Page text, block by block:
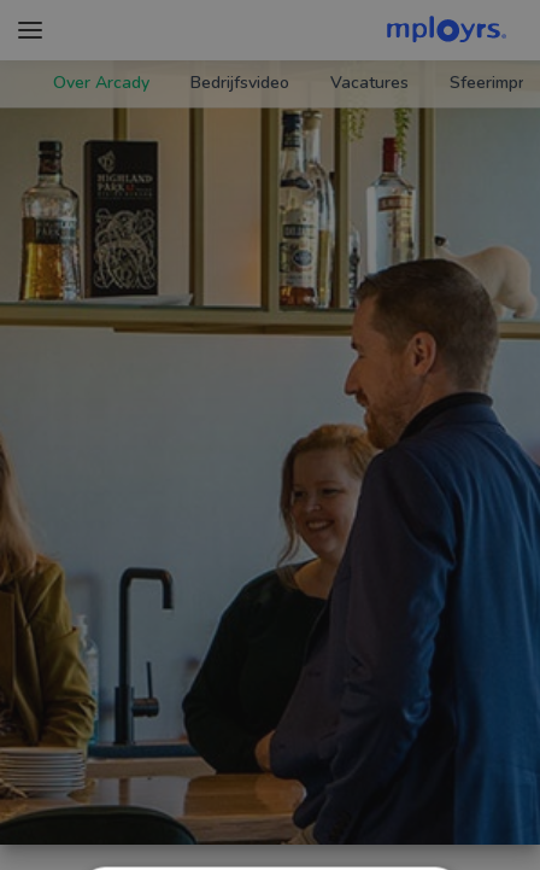
Zoek werkgevers
Carrièreverhalen
CarrièreAdvies
Over Arcady Bedrijfsvideo Vacatures